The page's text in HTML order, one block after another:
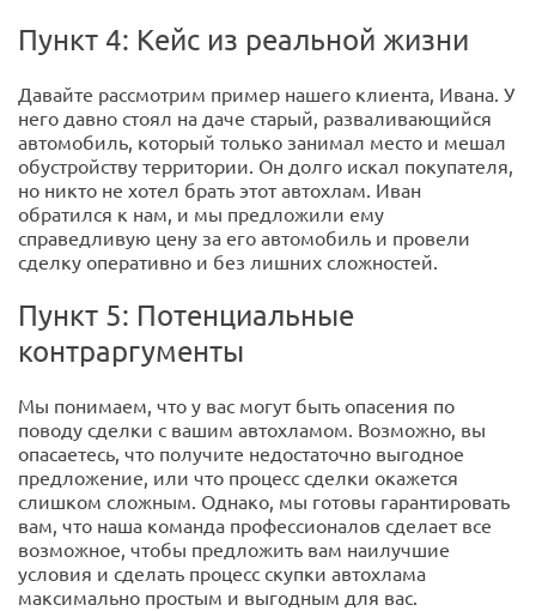
Пункт 4: Кейс из реальной жизни
Давайте рассмотрим пример нашего клиента, Ивана. У
него давно стоял на даче старый, разваливающийся
автомобиль, который только занимал место и мешал
обустройству территории. Он долго искал покупателя,
но никто не хотел брать этот автохлам. Иван
обратился к нам, и мы предложили ему
справедливую цену за его автомобиль и провели
сделку оперативно и без лишних сложностей.
Пункт 5: Потенциальные
контраргументы
Мы понимаем, что у вас могут быть опасения по
поводу сделки с вашим автохламом. Возможно, вы
опасаетесь, что получите недостаточно выгодное
предложение, или что процесс сделки окажется
слишком сложным. Однако, мы готовы гарантировать
вам, что наша команда профессионалов сделает все
возможное, чтобы предложить вам наилучшие
условия и сделать процесс скупки автохлама
максимально простым и выгодным для вас.